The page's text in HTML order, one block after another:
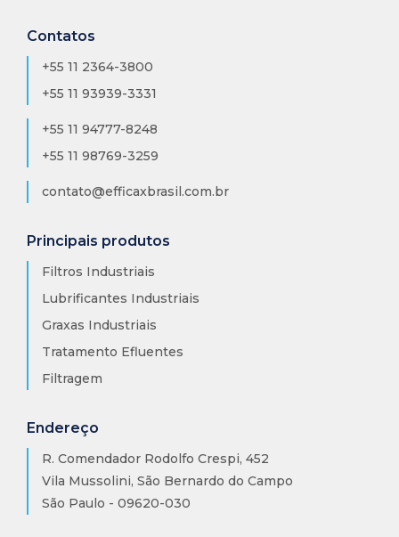
Contatos
+55 11 2364-3800
+55 11 93939-3331
+55 11 94777-8248
+55 11 98769-3259
contato@efficaxbrasil.com.br
Principais produtos
Filtros Industriais
Lubrificantes Industriais
Graxas Industriais
Tratamento Efluentes
Filtragem
Endereço
R. Comendador Rodolfo Crespi, 452
Vila Mussolini, São Bernardo do Campo
São Paulo - 09620-030